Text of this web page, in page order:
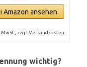
Amazon ansehen
MwSt., zzgl. Versandkosten
wichtig?